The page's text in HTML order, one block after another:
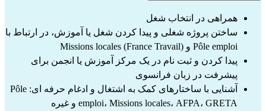
همراهی در انتخاب شغل
ساختن پروژه شغلی و پیدا کردن شغل یا آموزش، در ارتباط با
Pôle emploi و Missions locales (France Travail)
پیدا کردن و ثبت نام در یک مرکز آموزش یا انجمن برای
پیشرفت در زبان فرانسوی
آشنایی با ساختارهای کمک به اشتغال و ادغام حرفه ای: Pôle
emploi، Missions locales، AFPA، GRETA و غیره